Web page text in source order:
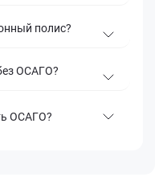
полис?
ОСАГО?
ОСАГО?